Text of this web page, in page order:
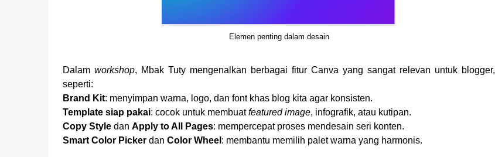
Elemen penting dalam desain
Dalamworkshop, Mbak Tuty mengenalkan berbagai fitur Canva yang sangat relevan untuk blogger,
seperti:
Brand Kit: menyimpan warna, logo, dan font khas blog kita agar konsisten.
Template siap pakai: cocok untuk membuatfeatured image, infografik, atau kutipan.
Copy Style dan Apply to All Pages: mempercepat proses mendesain seri konten.
Smart Color Picker dan Color Wheel : membantu memilih palet warna yang harmonis.